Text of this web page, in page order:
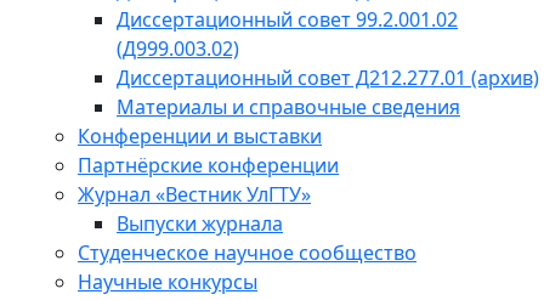
Диссертационный совет 99.2.001.02
(Д999.003.02)
Диссертационный совет Д212.277.01 (архив)
Материалы и справочные сведения
Конференции и выставки
Партнёрские конференции
Журнал «Вестник УлГТУ»
Выпуски журнала
Студенческое научное сообщество
Научные конкурсы